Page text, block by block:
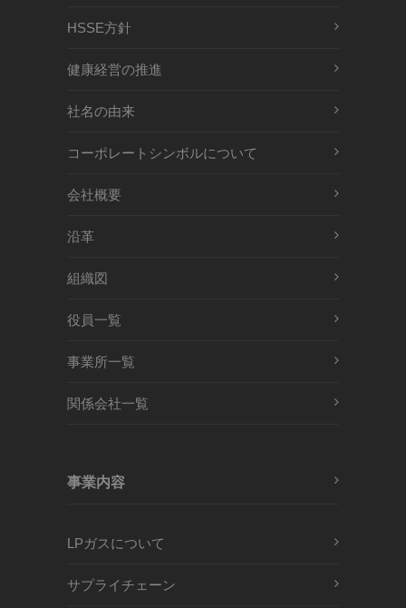
HSSE方針
健康経営の推進
社名の由来
コーポレートシンボルについて
会社概要
沿革
組織図
役員一覧
事業所一覧
関係会社一覧
事業内容
LPガスについて
サプライチェーン